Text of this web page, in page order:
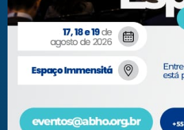
Fone/Fax:
+ 55 11 3081.5909 / 3081.1709
secretaria@abho.org.br
Rua Cardoso de Almeida, 167 CJ
WhatsApp: (11) 93938-9842